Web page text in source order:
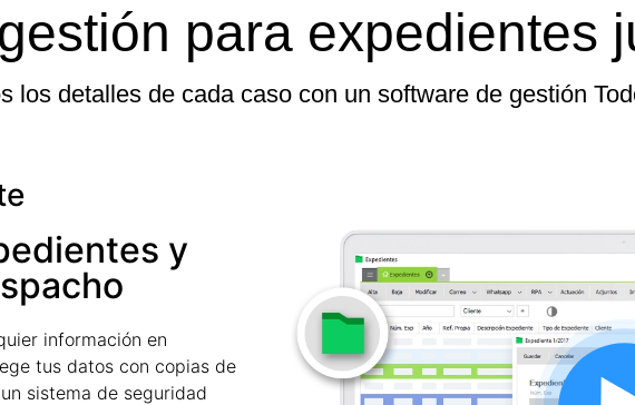
para expedientes
los detalles de cada caso con un software de gestión
y
información en
tus datos con copias de
sistema de seguridad